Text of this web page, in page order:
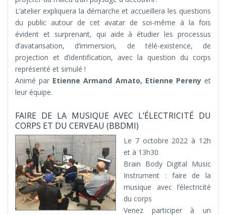
L’atelier expliquera la démarche et accueillera les questions
du public autour de cet avatar de soi-même à la fois
évident et surprenant, qui aide à étudier les processus
d’avatarisation, d’immersion, de télé-existence, de
projection et d’identification, avec la question du corps
représenté et simulé !
Animé par Etienne Armand Amato, Etienne Perenyet
leur équipe.
FAIRE DE LA MUSIQUE AVEC L’ÉLECTRICITÉ DU
CORPS ET DU CERVEAU (BBDMI)
Le 7 octobre 2022 à 12h
et à 13h30
Brain Body Digital Music
Instrument : faire de la
musique avec l’électricité
du corps
Venez participer à un